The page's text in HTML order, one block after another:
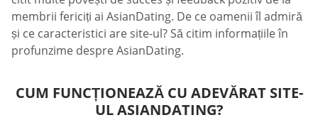
membrii fericiți ai AsianDating. De ce oamenii îl admiră
și ce caracteristici are site-ul? Să citim informațiile în
profunzime despre AsianDating.
CUM FUNCȚIONEAZĂ CU ADEVĂRAT SITE-
UL ASIANDATING?